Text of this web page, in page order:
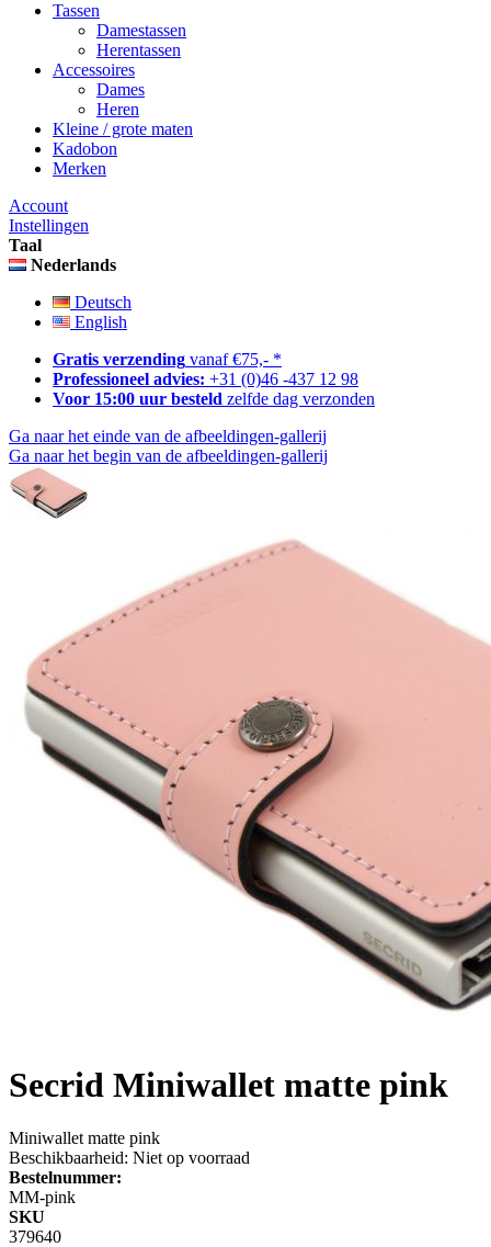
Tassen
Damestassen
Herentassen
Accessoires
Dames
Heren
Kleine / grote maten
Kadobon
Merken
Account
Instellingen
Taal
Nederlands
Deutsch
English
Gratis verzending vanaf €75,- *
Professioneel advies: +31 (0)46 -437 12 98
Voor 15:00 uur besteld zelfde dag verzonden
Ga naar het einde van de afbeeldingen-gallerij
Ga naar het begin van de afbeeldingen-gallerij
Secrid Miniwallet matte pink
Miniwallet matte pink
Beschikbaarheid: Niet op voorraad
Bestelnummer:
MM-pink
SKU
379640